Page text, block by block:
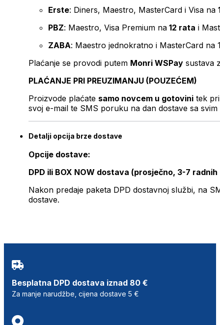
Erste: Diners, Maestro, MasterCard i Visa na
PBZ: Maestro, Visa Premium na 12 rata i
ZABA: Maestro jednokratno i MasterCard na
Plaćanje se provodi putem Monri WSPay sustava
PLAĆANJE PRI PREUZIMANJU (POUZEĆEM)
Proizvode plaćate samo novcem u gotovini tek
svoj e-mail te SMS poruku na dan dostave sa svim
Detalji opcija brze dostave
Opcije dostave:
DPD ili BOX NOW dostava (prosječno, 3-7 radnih
Nakon predaje paketa DPD dostavnoj službi, na
dostave.
Besplatna DPD dostava iznad 80 €
Za manje narudžbe, cijena dostave 5 €